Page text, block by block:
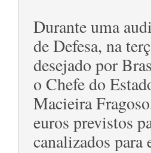
Durante uma
de Defesa, na
desejado por
o Chefe do
Macieira
euros previstos
canalizados